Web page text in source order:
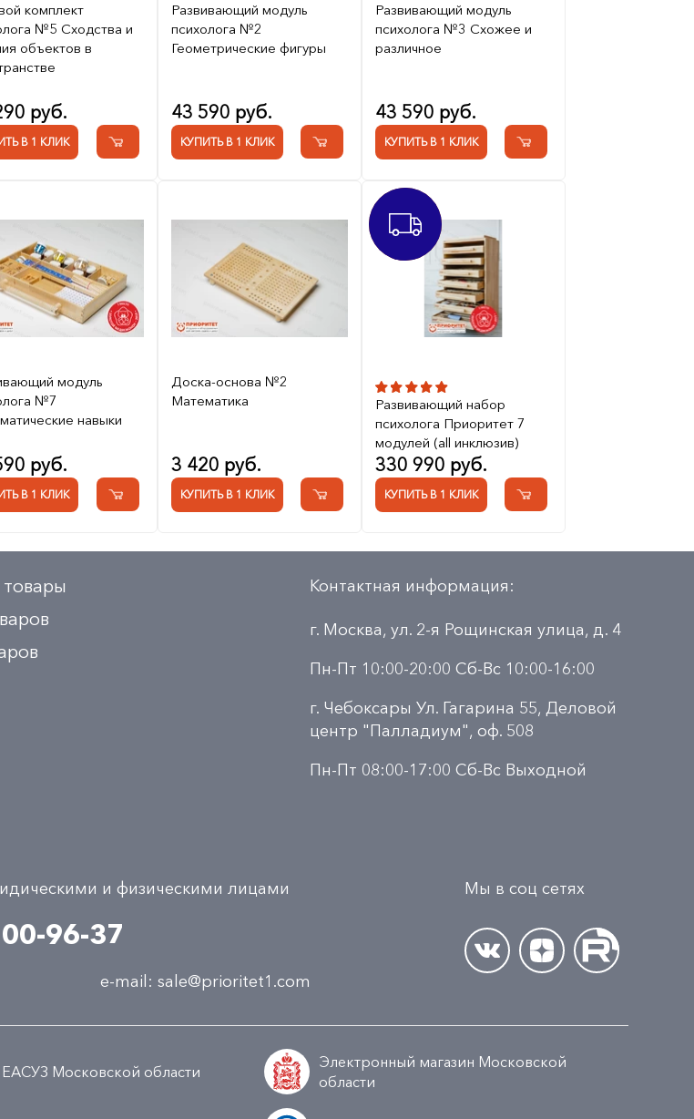
комплект
№5 Сходства и
объектов в
руб.
В 1 КЛИК
Развивающий модуль
психолога №2
Геометрические фигуры
43 590 руб.
КУПИТЬ В 1 КЛИК
Развивающий модуль
психолога №3 Схожее и
различное
43 590 руб.
КУПИТЬ В 1 КЛИК
модуль
№7
навыки
руб.
В 1 КЛИК
Доска-основа №2
Математика
3 420 руб.
КУПИТЬ В 1 КЛИК
ХИТ
Развивающий набор
психолога Приоритет 7
модулей (all инклюзив)
330 990 руб.
КУПИТЬ В 1 КЛИК
Контактная информация:
г. Москва, ул. 2-я Рощинская улица, д. 4
Пн-Пт 10:00-20:00 Сб-Вс 10:00-16:00
г. Чебоксары Ул. Гагарина 55, Деловой
центр "Палладиум", оф. 508
Пн-Пт 08:00-17:00 Сб-Вс Выходной
и физическими лицами
96-37
e-mail: sale@prioritet1.com
Мы в соц сетях
Московской области
Электронный магазин Московской
области